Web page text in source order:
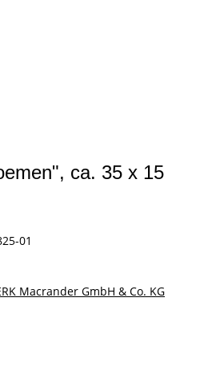
ca. 35 x 15
01
Macrander GmbH & Co. KG